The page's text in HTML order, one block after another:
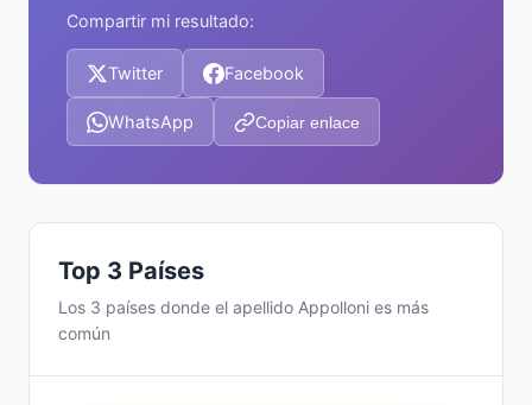
Compartir mi resultado:
Twitter Facebook
WhatsApp Copiar enlace
Top 3 Países
Los 3 países donde el apellido Appolloni es más
común